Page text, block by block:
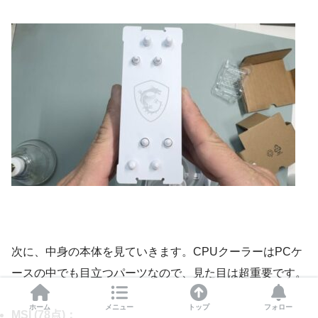
次に、中身の本体を見ていきます。CPUクーラーはPCケ
ースの中でも目立つパーツなので、見た目は超重要です。
MSI (78点)：
ホーム メニュー トップ フォロー